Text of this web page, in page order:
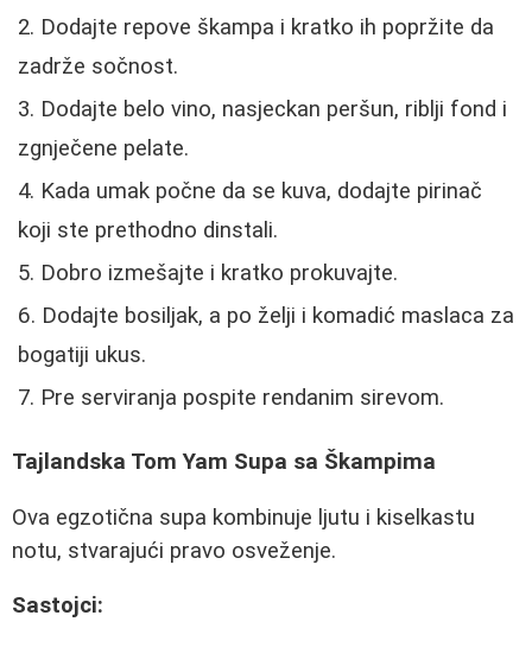
Dodajte repove škampa i kratko ih popržite da
zadrže sočnost.
Dodajte belo vino, nasjeckan peršun, riblji fond i
zgnječene pelate.
Kada umak počne da se kuva, dodajte pirinač
koji ste prethodno dinstali.
Dobro izmešajte i kratko prokuvajte.
Dodajte bosiljak, a po želji i komadić maslaca za
bogatiji ukus.
Pre serviranja pospite rendanim sirevom.
Tajlandska Tom Yam Supa sa Škampima
Ova egzotična supa kombinuje ljutu i kiselkastu
notu, stvarajući pravo osveženje.
Sastojci: